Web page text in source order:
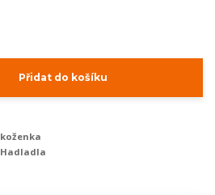
Přidat do košíku
koženka
Hadladla